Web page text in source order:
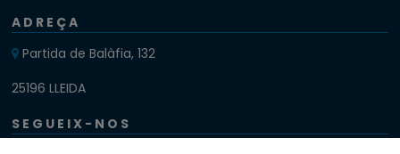
ADREÇA
Partida de Balàfia, 132
25196 LLEIDA
SEGUEIX-NOS